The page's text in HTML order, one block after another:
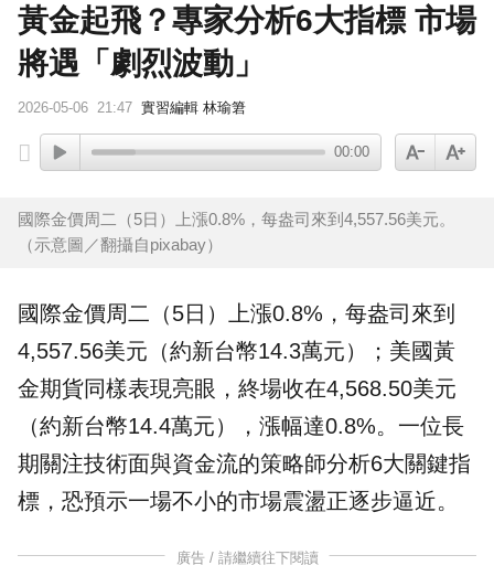
黃金起飛？專家分析6大指標 市場
將遇「劇烈波動」
2026-05-06 21:47 實習編輯 林瑜䇹
00:00
國際金價周二（5日）上漲0.8%，每盎司來到4,557.56美元。
（示意圖／翻攝自pixabay）
國際金價周二（5日）上漲0.8%，每盎司來到
4,557.56美元（約新台幣14.3萬元）；美國黃
金期貨同樣表現亮眼，終場收在4,568.50美元
（約新台幣14.4萬元），漲幅達0.8%。一位長
期關注技術面與資金流的策略師分析6大關鍵指
標，恐預示一場不小的市場震盪正逐步逼近。
廣告 / 請繼續往下閱讀